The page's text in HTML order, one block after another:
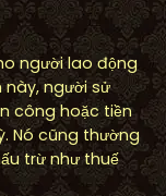
người lao động
người sử
công hoặc tiền
Nó cũng thường
trừ như thuế